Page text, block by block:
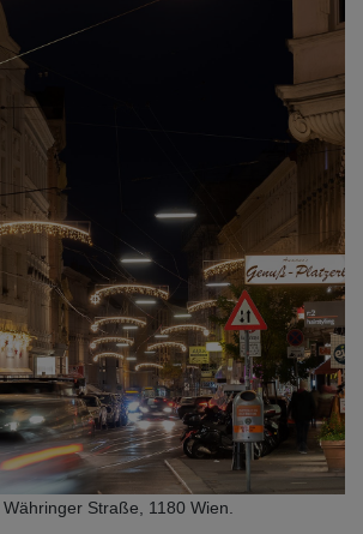
Straße, 1180 Wien.